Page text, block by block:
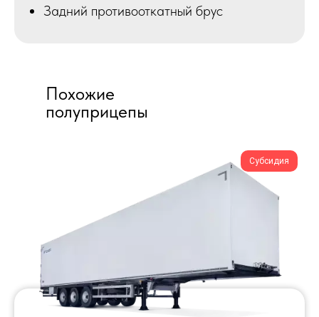
Задний противооткатный брус
Похожие
полуприцепы
Субсидия